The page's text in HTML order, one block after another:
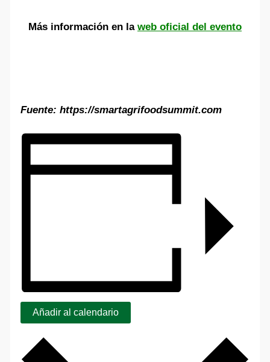
Más información en la web oficial del evento
Fuente: https://smartagrifoodsummit.com
Añadir al calendario